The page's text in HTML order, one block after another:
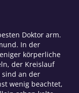
Doktor arm.
In der
körperliche
der Kreislauf
an der
wenig beachtet,